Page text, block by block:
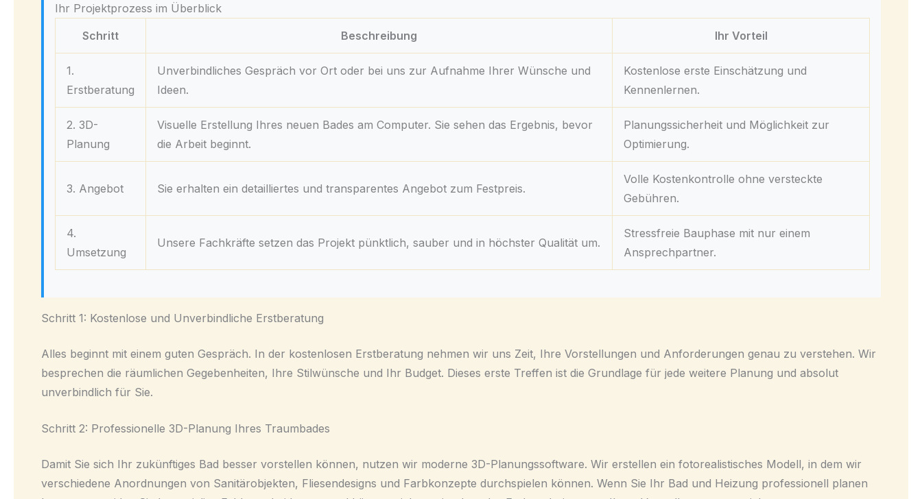
Ihr Projektprozess im Überblick
Schritt
Beschreibung Ihr Vorteil
1.
Erstberatung
Unverbindliches Gespräch vor Ort oder bei uns zur Aufnahme Ihrer Wünsche und
Ideen.
Kostenlose erste Einschätzung und
Kennenlernen.
2. 3D-
Planung
Visuelle Erstellung Ihres neuen Bades am Computer. Sie sehen das Ergebnis, bevor
die Arbeit beginnt.
Planungssicherheit und Möglichkeit zur
Optimierung.
3. Angebot Sie erhalten ein detailliertes und transparentes Angebot zum Festpreis.
Volle Kostenkontrolle ohne versteckte
Gebühren.
4.
Umsetzung
Unsere Fachkräfte setzen das Projekt pünktlich, sauber und in höchster Qualität um.
Stressfreie Bauphase mit nur einem
Ansprechpartner.
Schritt 1: Kostenlose und Unverbindliche Erstberatung
Alles beginnt mit einem guten Gespräch. In der kostenlosen Erstberatung nehmen wir uns Zeit, Ihre Vorstellungen und Anforderungen genau zu verstehen. Wir
besprechen die räumlichen Gegebenheiten, Ihre Stilwünsche und Ihr Budget. Dieses erste Treffen ist die Grundlage für jede weitere Planung und absolut
unverbindlich für Sie.
Schritt 2: Professionelle 3D-Planung Ihres Traumbades
Damit Sie sich Ihr zukünftiges Bad besser vorstellen können, nutzen wir moderne 3D-Planungssoftware. Wir erstellen ein fotorealistisches Modell, in dem wir
verschiedene Anordnungen von Sanitärobjekten, Fliesendesigns und Farbkonzepte durchspielen können. Wenn Sie Ihr Bad und Heizung professionell planen